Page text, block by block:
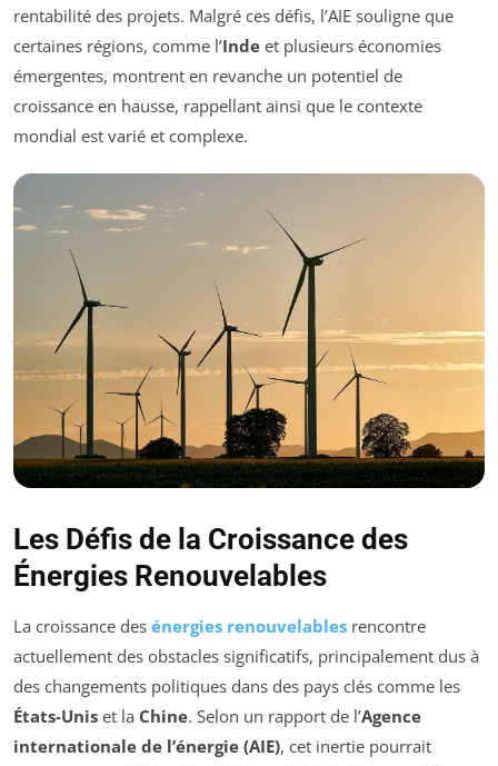
rentabilité des projets. Malgré ces défis, l’AIE souligne que
certaines régions, comme l’Inde et plusieurs économies
émergentes, montrent en revanche un potentiel de
croissance en hausse, rappellant ainsi que le contexte
mondial est varié et complexe.
Les Défis de la Croissance des
Énergies Renouvelables
La croissance des énergies renouvelables rencontre
actuellement des obstacles significatifs, principalement dus à
des changements politiques dans des pays clés comme les
États-Unis et la Chine. Selon un rapport de l’Agence
internationale de l’énergie (AIE), cet inertie pourrait